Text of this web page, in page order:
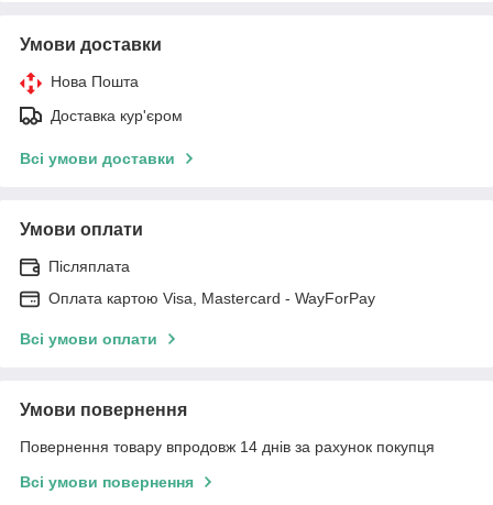
Умови доставки
Нова Пошта
Доставка кур'єром
Всі умови доставки
Умови оплати
Післяплата
Оплата картою Visa, Mastercard - WayForPay
Всі умови оплати
Умови повернення
Повернення товару впродовж 14 днів за рахунок покупця
Всі умови повернення